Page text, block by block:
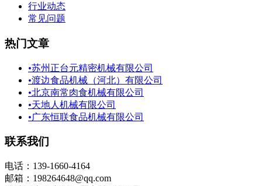
行业动态
常见问题
热门文章
•苏州正台元精密机械有限公司
•渡边食品机械（河北）有限公司
•北京南常肉食机械有限公司
•天地人机械有限公司
•广东恒联食品机械有限公司
联系我们
电话：139-1660-4164
邮箱：198264648@qq.com